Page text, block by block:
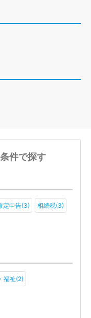
件で探す
定申告(3) 相続税(3)
福祉(2)